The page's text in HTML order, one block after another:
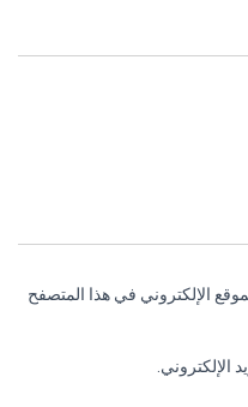
الإلكتروني في هذا المتصفح
الإلكتروني.